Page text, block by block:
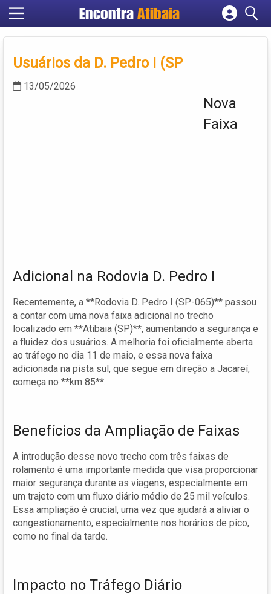
Encontra Atibaia
Cadastrar empresa
Criar conta
Usuários da D. Pedro I (SP
13/05/2026
Nova
Faixa
Adicional na Rodovia D. Pedro I
Recentemente, a **Rodovia D. Pedro I (SP-065)** passou
a contar com uma nova faixa adicional no trecho
localizado em **Atibaia (SP)**, aumentando a segurança e
a fluidez dos usuários. A melhoria foi oficialmente aberta
ao tráfego no dia 11 de maio, e essa nova faixa
adicionada na pista sul, que segue em direção a Jacareí,
começa no **km 85**.
Benefícios da Ampliação de Faixas
A introdução desse novo trecho com três faixas de
rolamento é uma importante medida que visa proporcionar
maior segurança durante as viagens, especialmente em
um trajeto com um fluxo diário médio de 25 mil veículos.
Essa ampliação é crucial, uma vez que ajudará a aliviar o
congestionamento, especialmente nos horários de pico,
como no final da tarde.
Impacto no Tráfego Diário